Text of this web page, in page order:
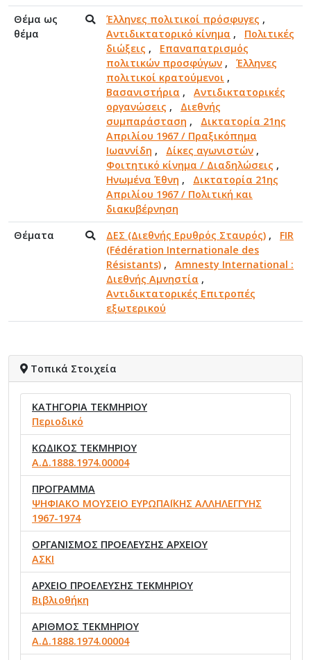
Θέμα ως
θέμα
Έλληνες πολιτικοί πρόσφυγες ,
Αντιδικτατορικό κίνημα , Πολιτικές
διώξεις , Επαναπατρισμός
πολιτικών προσφύγων , Έλληνες
πολιτικοί κρατούμενοι ,
Βασανιστήρια , Αντιδικτατορικές
οργανώσεις , Διεθνής
συμπαράσταση , Δικτατορία 21ης
Απριλίου 1967 / Πραξικόπημα
Ιωαννίδη , Δίκες αγωνιστών ,
Φοιτητικό κίνημα / Διαδηλώσεις ,
Ηνωμένα Έθνη , Δικτατορία 21ης
Απριλίου 1967 / Πολιτική και
διακυβέρνηση
Θέματα
ΔΕΣ (Διεθνής Ερυθρός Σταυρός) , FIR
(Fédération Internationale des
Résistants) , Amnesty International :
Διεθνής Αμνηστία ,
Αντιδικτατορικές Επιτροπές
εξωτερικού
Τοπικά Στοιχεία
ΚΑΤΗΓΟΡΙΑ ΤΕΚΜΗΡΙΟΥ
Περιοδικό
ΚΩΔΙΚΟΣ ΤΕΚΜΗΡΙΟΥ
Α.Δ.1888.1974.00004
ΠΡΟΓΡΑΜΜΑ
ΨΗΦΙΑΚΟ ΜΟΥΣΕΙΟ ΕΥΡΩΠΑΪΚΗΣ ΑΛΛΗΛΕΓΓΥΗΣ
1967-1974
ΟΡΓΑΝΙΣΜΟΣ ΠΡΟΕΛΕΥΣΗΣ ΑΡΧΕΙΟΥ
ΑΣΚΙ
ΑΡΧΕΙΟ ΠΡΟΕΛΕΥΣΗΣ ΤΕΚΜΗΡΙΟΥ
Βιβλιοθήκη
ΑΡΙΘΜΟΣ ΤΕΚΜΗΡΙΟΥ
Α.Δ.1888.1974.00004